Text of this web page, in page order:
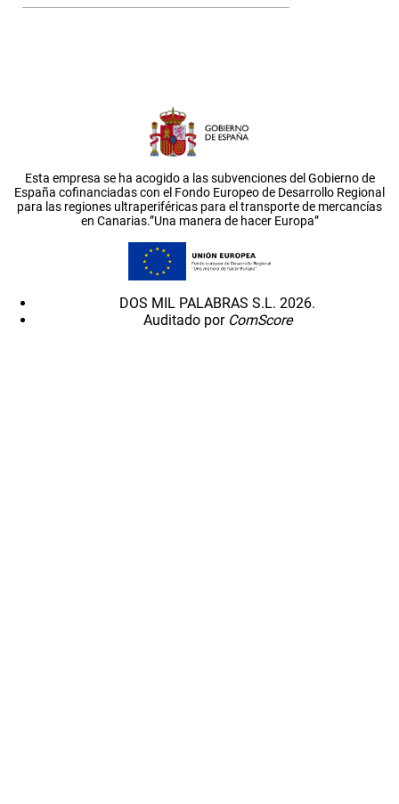
Esta empresa se ha acogido a las subvenciones del Gobierno de
España cofinanciadas con el Fondo Europeo de Desarrollo Regional
para las regiones ultraperiféricas para el transporte de mercancías
en Canarias.”Una manera de hacer Europa”
DOS MIL PALABRAS S.L. 2026.
Auditado por ComScore